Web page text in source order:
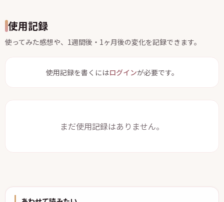
使用記録
使ってみた感想や、1週間後・1ヶ月後の変化を記録できます。
使用記録を書くにはログインが必要です。
まだ使用記録はありません。